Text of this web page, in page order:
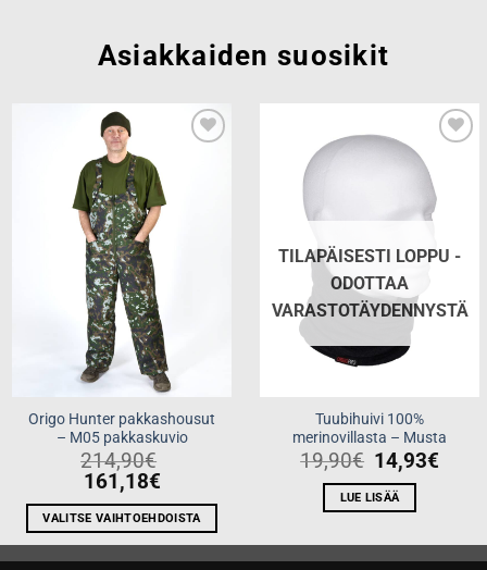
Asiakkaiden suosikit
Origo Hunter pakkashousut
– M05 pakkaskuvio
214,90€
161,18€
VALITSE VAIHTOEHDOISTA
Tällä
tuotteella
wishlist
TILAPÄISESTI LOPPU -
ODOTTAA
VARASTOTÄYDENNYSTÄ
Tuubihuivi 100%
merinovillasta – Musta
19,90€ 14,93€
LUE LISÄÄ